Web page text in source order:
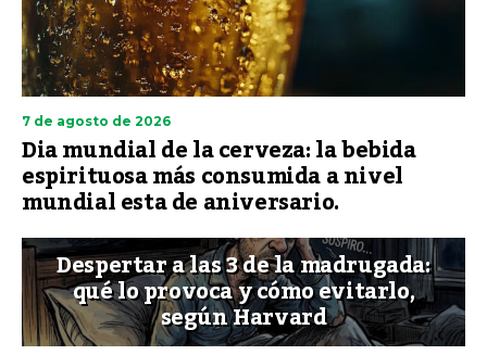
7 de agosto de 2026
Dia mundial de la cerveza: la bebida
espirituosa más consumida a nivel
mundial esta de aniversario.
Despertar a las 3 de la madrugada:
qué lo provoca y cómo evitarlo,
según Harvard